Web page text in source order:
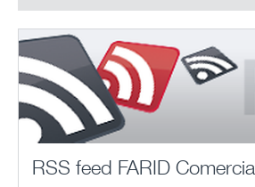
RSS feed FARID Comercia